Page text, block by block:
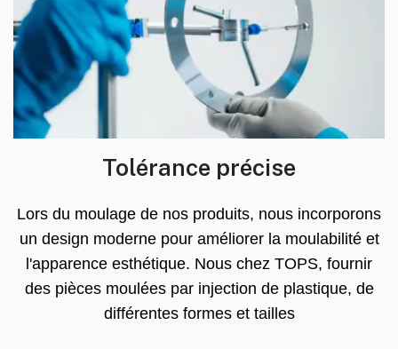
Tolérance précise
Lors du moulage de nos produits, nous incorporons
un design moderne pour améliorer la moulabilité et
l'apparence esthétique. Nous chez TOPS, fournir
des pièces moulées par injection de plastique, de
différentes formes et tailles